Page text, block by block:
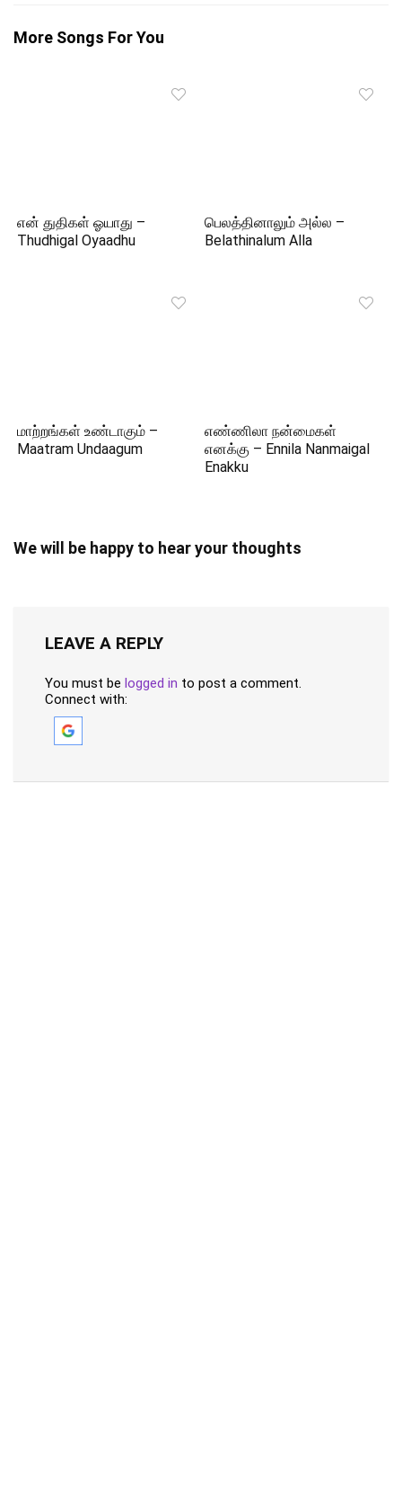
More Songs For You
என் துதிகள் ஓயாது –
Thudhigal Oyaadhu
பெலத்தினாலும் அல்ல –
Belathinalum Alla
மாற்றங்கள் உண்டாகும் –
Maatram Undaagum
எண்ணிலா நன்மைகள்
எனக்கு – Ennila Nanmaigal
Enakku
We will be happy to hear your thoughts
LEAVE A REPLY
You must be logged in to post a comment.
Connect with: